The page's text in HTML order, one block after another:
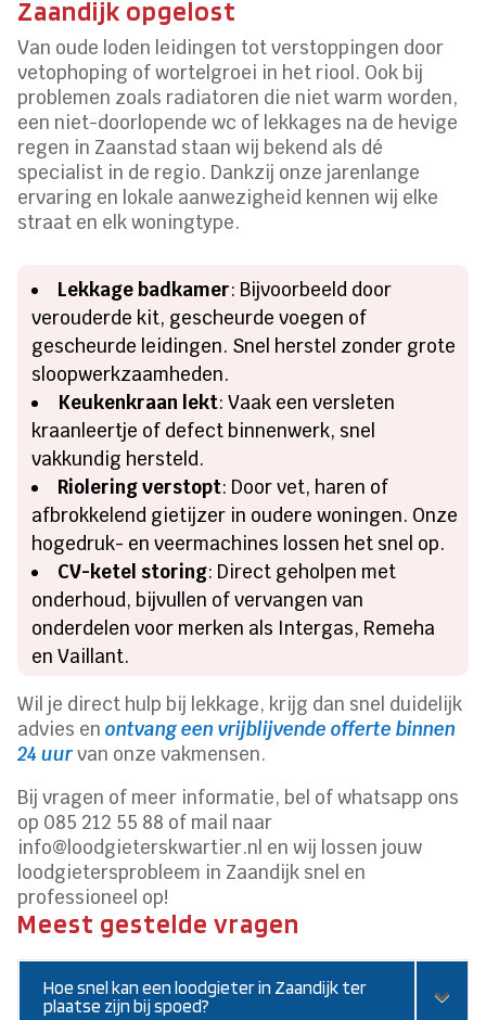
Zaandijk opgelost
Van oude loden leidingen tot verstoppingen door
vetophoping of wortelgroei in het riool. Ook bij
problemen zoals radiatoren die niet warm worden,
een niet-doorlopende wc of lekkages na de hevige
regen in Zaanstad staan wij bekend als dé
specialist in de regio. Dankzij onze jarenlange
ervaring en lokale aanwezigheid kennen wij elke
straat en elk woningtype.
Lekkage badkamer: Bijvoorbeeld door
verouderde kit, gescheurde voegen of
gescheurde leidingen. Snel herstel zonder grote
sloopwerkzaamheden.
Keukenkraan lekt: Vaak een versleten
kraanleertje of defect binnenwerk, snel
vakkundig hersteld.
Riolering verstopt: Door vet, haren of
afbrokkelend gietijzer in oudere woningen. Onze
hogedruk- en veermachines lossen het snel op.
CV-ketel storing: Direct geholpen met
onderhoud, bijvullen of vervangen van
onderdelen voor merken als Intergas, Remeha
en Vaillant.
Wil je direct hulp bij lekkage, krijg dan snel duidelijk
advies enontvang een vrijblijvende offerte binnen
24 uurvan onze vakmensen.
Bij vragen of meer informatie, bel of whatsapp ons
op 085 212 55 88 of mail naar
info@loodgieterskwartier.nl en wij lossen jouw
loodgietersprobleem in Zaandijk snel en
professioneel op!
Meest gestelde vragen
Hoe snel kan een loodgieter in Zaandijk ter
plaatse zijn bij spoed?